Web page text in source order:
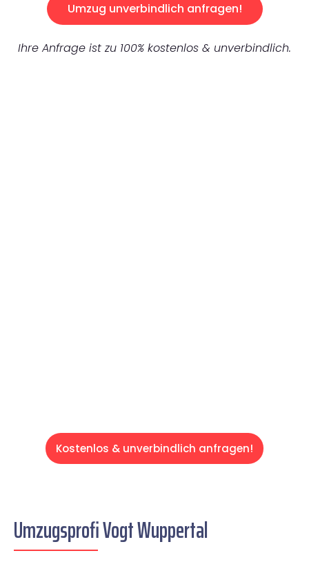
Umzug unverbindlich anfragen!
Ihre Anfrage ist zu 100% kostenlos & unverbindlich.
Kostenlos & unverbindlich anfragen!
Umzugsprofi Vogt Wuppertal